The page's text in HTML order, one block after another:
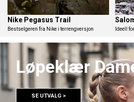
Nike Pegasus Trail
Bestselgeren fra Nike i terrengversjon Ideell
Løpeklær
SE UTVALG >